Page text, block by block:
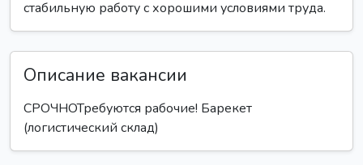
стабильную работу с хорошими условиями труда.
Описание вакансии
СРОЧНОТребуются рабочие! Барекет
(логистический склад)